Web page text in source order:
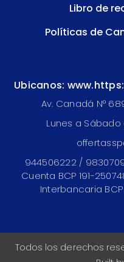
Libro de
Políticas de
Ubicanos:
Av. Canadá N°
Lunes a Sábado
944506222 /
Cuenta BCP 191-
Interbancaria
Todos los derechos